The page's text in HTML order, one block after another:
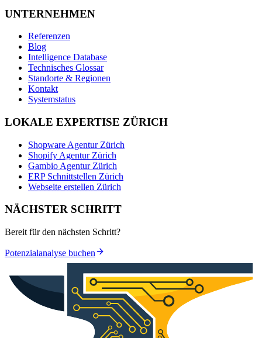
UNTERNEHMEN
Referenzen
Blog
Intelligence Database
Technisches Glossar
Standorte & Regionen
Kontakt
Systemstatus
LOKALE EXPERTISE ZÜRICH
Shopware Agentur Zürich
Shopify Agentur Zürich
Gambio Agentur Zürich
ERP Schnittstellen Zürich
Webseite erstellen Zürich
NÄCHSTER SCHRITT
Bereit für den nächsten Schritt?
Potenzialanalyse buchen